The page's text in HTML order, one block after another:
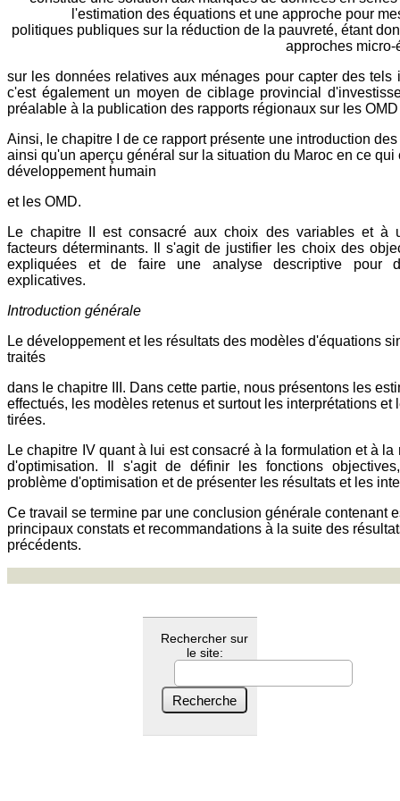
l'estimation des équations et une approche pour
politiques publiques sur la réduction de la pauvreté, étant
approches
sur les données relatives aux ménages pour capter des tels
c'est également un moyen de ciblage provincial
préalable à la publication des rapports régionaux sur les
Ainsi, le chapitre I de ce rapport présente une introduction
ainsi qu'un aperçu général sur la situation du Maroc en ce qui
développement humain
et les OMD.
Le chapitre II est consacré aux choix des variables et à
facteurs déterminants. Il s'agit de justifier les choix des
expliquées et de faire une analyse descriptive pour
explicatives.
Introduction générale
Le développement et les résultats des modèles d'équations
traités
dans le chapitre III. Dans cette partie, nous présentons les
effectués, les modèles retenus et surtout les interprétations et
tirées.
Le chapitre IV quant à lui est consacré à la formulation et à
d'optimisation. Il s'agit de définir les fonctions
problème d'optimisation et de présenter les résultats et les
Ce travail se termine par une conclusion générale contenant
principaux constats et recommandations à la suite des
précédents.
Rechercher sur
le site: